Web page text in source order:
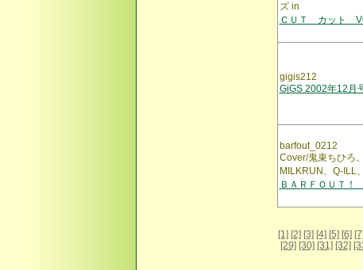
ズ in
ＣＵＴ カット
gigis212
GiGS 2002年12月
barfout_0212
Cover/鬼束ちひろ
MILKRUN、Q-ILL
ＢＡＲＦＯＵＴ
[1] [2] [3] [4] [5] [6] [7]
[29] [30] [31] [32]